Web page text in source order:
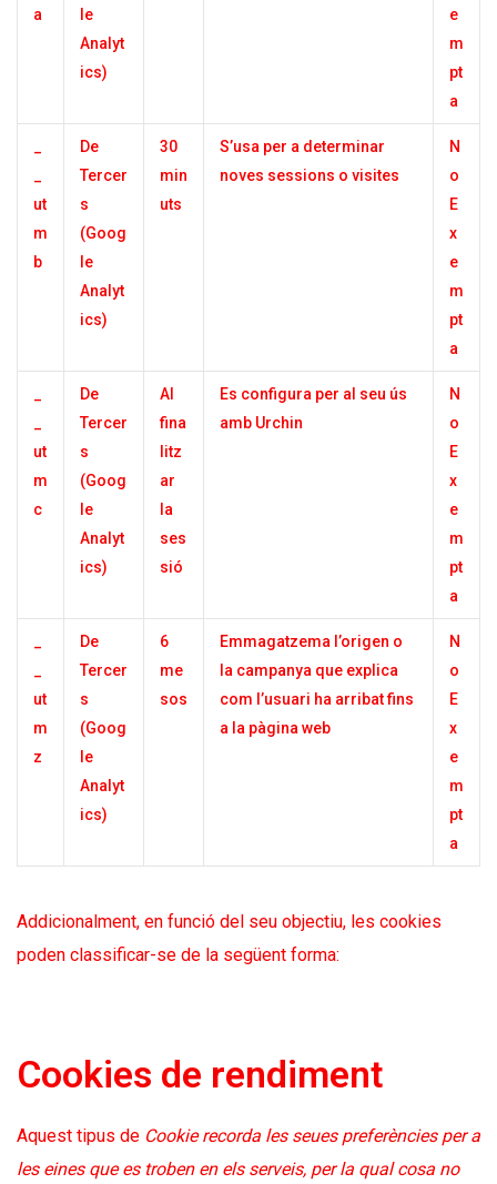
a
le
Analyt
ics)
e
m
pt
a
ut
m
b
De
Tercer
s
(Goog
le
Analyt
ics)
30
min
uts
S’usa per a determinar
noves sessions o visites
N
o
E
x
e
m
pt
a
ut
m
c
De
Tercer
s
(Goog
le
Analyt
ics)
Al
fina
litz
ar
la
ses
sió
Es configura per al seu ús
amb Urchin
N
o
E
x
e
m
pt
a
ut
m
z
De
Tercer
s
(Goog
le
Analyt
ics)
6
me
sos
Emmagatzema l’origen o
la campanya que explica
com l’usuari ha arribat fins
a la pàgina web
N
o
E
x
e
m
pt
a
Addicionalment, en funció del seu objectiu, les cookies
poden classificar-se de la següent forma:
Cookies de rendiment
Aquest tipus de Cookie recorda les seues preferències per a
les eines que es troben en els serveis, per la qual cosa no